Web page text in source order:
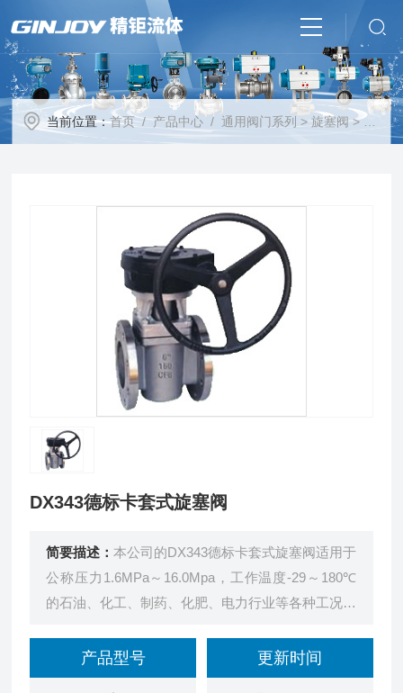
当前位置：首页/ 产品中心 /通用阀门系列 >旋塞阀 > DX343德标卡套式旋塞阀
DX343德标卡套式旋塞阀
简要描述：本公司的DX343德标卡套式旋塞阀适用于
公称压力1.6MPa～16.0Mpa，工作温度-29～180℃
的石油、化工、制药、化肥、电力行业等各种工况的
产品型号 更新时间